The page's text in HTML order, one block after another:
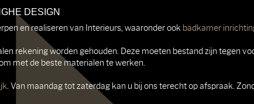
DESIGN
en realiseren van Interieurs, waaronder ook badkamer
rekening worden gehouden. Deze moeten bestand zijn tegen
met de beste materialen te werken.
. Van maandag tot zaterdag kan u bij ons terecht op afspraak.